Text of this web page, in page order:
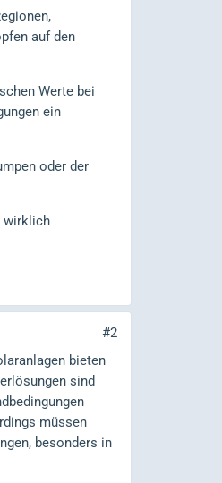
auf den
Werte bei
ein
oder der
wirklich
#2
bieten
sind
müssen
besonders in